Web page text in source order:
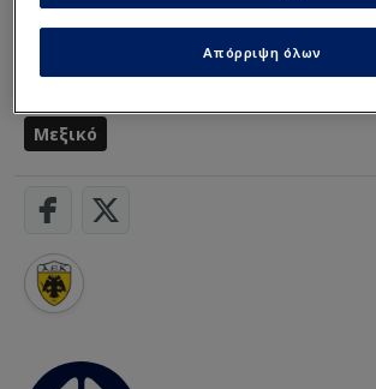
Μεξικό
Απόρριψη όλων